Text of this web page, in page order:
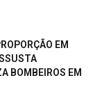
EM
BOMBEIROS EM